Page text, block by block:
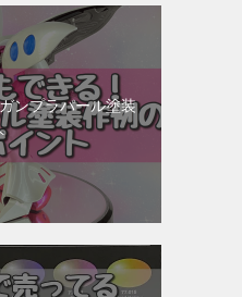
ンプラパール塗装